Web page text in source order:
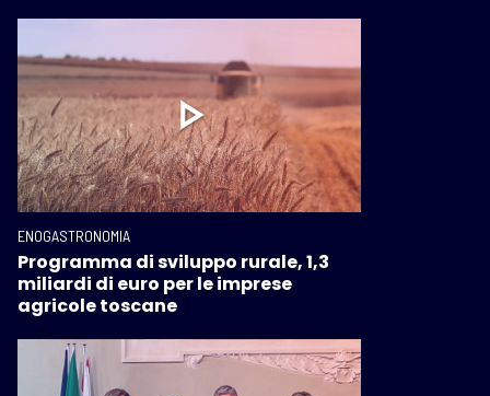
ENOGASTRONOMIA
Programma di sviluppo rurale, 1,3
miliardi di euro per le imprese
agricole toscane